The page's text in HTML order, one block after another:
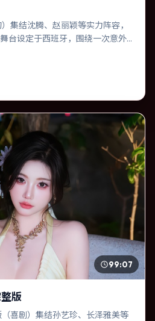
集结沈腾、赵丽颖等实力阵容，
台设定于西班牙，围绕一次意外
色彩高度服务于主题，结尾留白
99:07
版
喜剧）集结孙艺珍、长泽雅美等